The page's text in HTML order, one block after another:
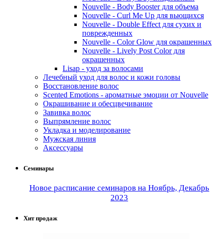
Nouvelle - Body Booster для объема
Nouvelle - Curl Me Up для вьющихся
Nouvelle - Double Effect для сухих и
поврежденных
Nouvelle - Color Glow для окрашенных
Nouvelle - Lively Post Color для
окрашенных
Lisap - уход за волосами
Лечебный уход для волос и кожи головы
Восстановление волос
Scented Emotions - ароматные эмоции от Nouvelle
Окрашивание и обесцвечивание
Завивка волос
Выпрямление волос
Укладка и моделирование
Мужская линия
Аксессуары
Семинары
Новое расписание семинаров на Ноябрь, Декабрь
2023
Хит продаж